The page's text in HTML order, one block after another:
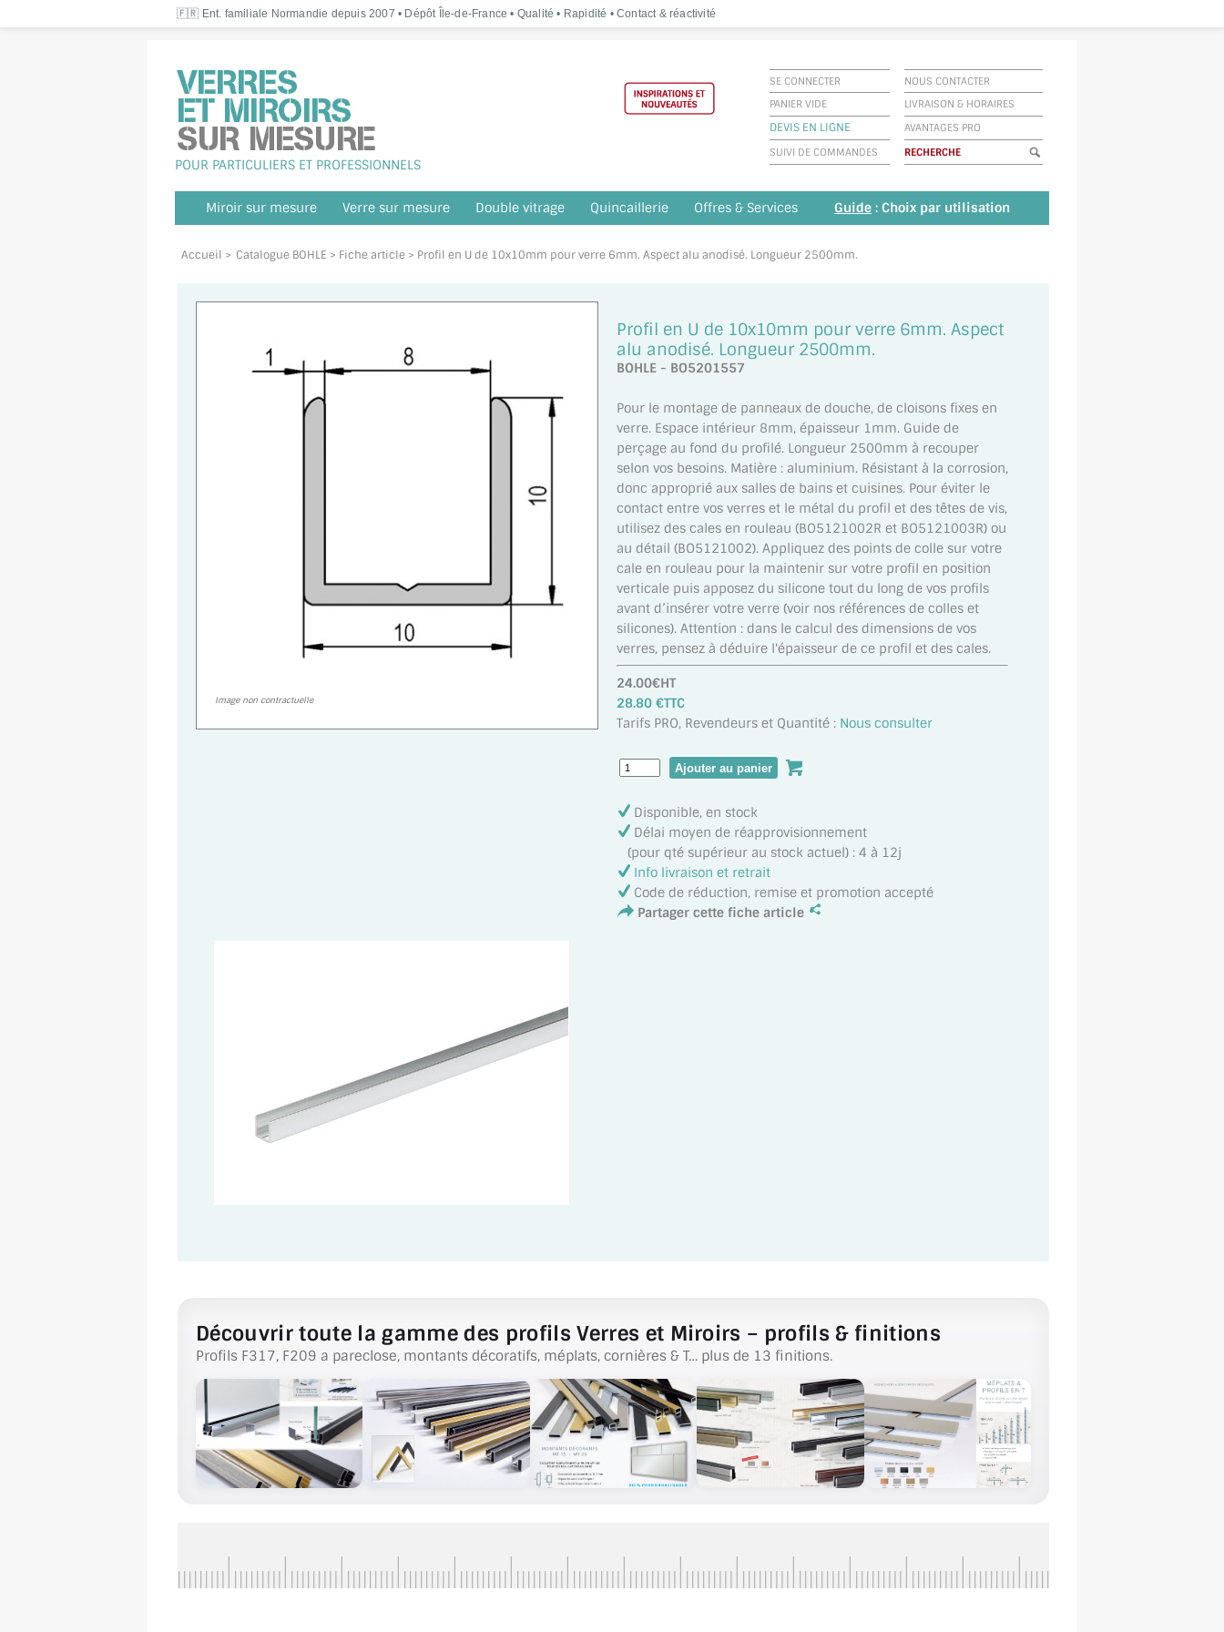
🇫🇷 Ent. familiale Normandie depuis 2007 • Dépôt Île-de-France • Qualité • Rapidité • Contact & réactivité
POUR PARTICULIERS ET PROFESSIONNELS
SE CONNECTER
NOUS CONTACTER
PANIER VIDE
LIVRAISON & HORAIRES
DEVIS EN LIGNE
AVANTAGES PRO
SUIVI DE COMMANDES
Miroir sur mesure Verre sur mesure Double vitrage Quincaillerie Offres & Services Guide : Choix par utilisation
Accueil > Catalogue BOHLE > Fiche article > Profil en U de 10x10mm pour verre 6mm. Aspect alu anodisé. Longueur 2500mm.
Image non contractuelle
Profil en U de 10x10mm pour verre 6mm. Aspect
alu anodisé. Longueur 2500mm.
BOHLE - BO5201557
Pour le montage de panneaux de douche, de cloisons fixes en
verre. Espace intérieur 8mm, épaisseur 1mm. Guide de
perçage au fond du profilé. Longueur 2500mm à recouper
selon vos besoins. Matière : aluminium. Résistant à la corrosion,
donc approprié aux salles de bains et cuisines. Pour éviter le
contact entre vos verres et le métal du profil et des têtes de vis,
utilisez des cales en rouleau (BO5121002R et BO5121003R) ou
au détail (BO5121002). Appliquez des points de colle sur votre
cale en rouleau pour la maintenir sur votre profil en position
verticale puis apposez du silicone tout du long de vos profils
avant d’insérer votre verre (voir nos références de colles et
silicones). Attention : dans le calcul des dimensions de vos
verres, pensez à déduire l'épaisseur de ce profil et des cales.
24.00€HT
28.80 €TTC
Tarifs PRO, Revendeurs et Quantité : Nous consulter
Disponible, en stock
Délai moyen de réapprovisionnement
(pour qté supérieur au stock actuel) : 4 à 12j
Info livraison et retrait
Code de réduction, remise et promotion accepté
Partager cette fiche article
Découvrir toute la gamme des profils Verres et Miroirs – profils & finitions
Profils F317, F209 a pareclose, montants décoratifs, méplats, cornières & T… plus de 13 finitions.